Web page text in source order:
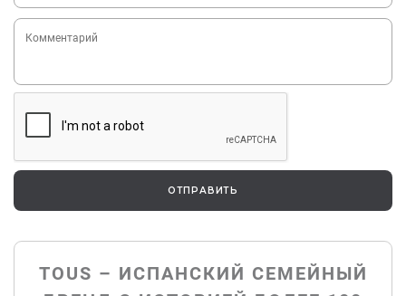
ОТПРАВИТЬ
TOUS – ИСПАНСКИЙ СЕМЕЙНЫЙ